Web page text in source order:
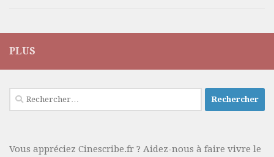
PLUS
Rechercher :
Vous appréciez Cinescribe.fr ? Aidez-nous à faire vivre le